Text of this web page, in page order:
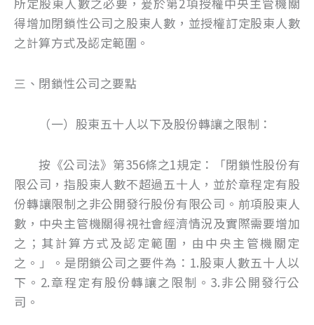
得增加閉鎖性公司之股東人數，並授權訂定股東人數
之計算方式及認定範圍。
三、閉鎖性公司之要點
（一）股東五十人以下及股份轉讓之限制：
按《公司法》第356條之1規定：「閉鎖性股份有
限公司，指股東人數不超過五十人，並於章程定有股
份轉讓限制之非公開發行股份有限公司。前項股東人
數，中央主管機關得視社會經濟情況及實際需要增加
之；其計算方式及認定範圍，由中央主管機關定
之。」。是閉鎖公司之要件為：1.股東人數五十人以
下。2.章程定有股份轉讓之限制。3.非公開發行公
司。